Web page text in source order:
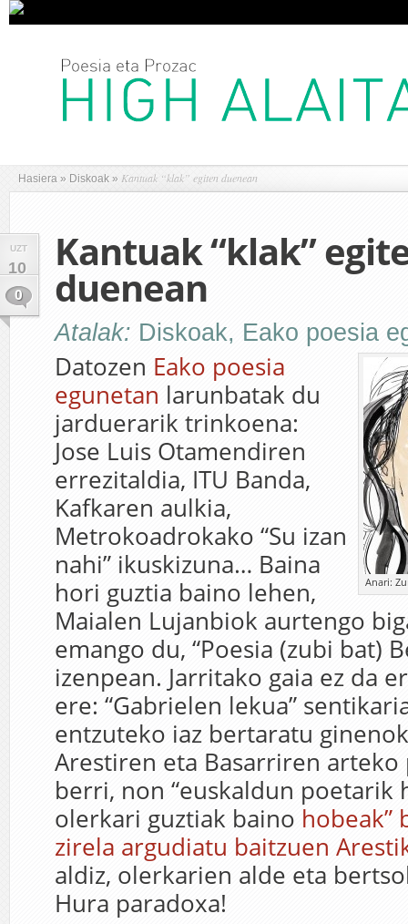
Hasiera » Diskoak » Kantuak “klak” egiten duenean
UZT
10
0
Kantuak “klak”
duenean
Atalak: Diskoak, Eako poesia
Anari:
Datozen Eako poesia
egunetan larunbatak du
jarduerarik trinkoena:
Jose Luis Otamendiren
errezitaldia, ITU Banda,
Kafkaren aulkia,
Metrokoadrokako “Su izan
nahi” ikuskizuna… Baina
hori guztia baino lehen,
Maialen Lujanbiok aurtengo
emango du, “Poesia (zubi bat)
izenpean. Jarritako gaia ez da
ere: “Gabrielen lekua”
entzuteko iaz bertaratu
Arestiren eta Basarriren
berri, non “euskaldun poetarik
olerkari guztiak baino hobeak”
zirela argudiatu baitzuen
aldiz, olerkarien alde eta
Hura paradoxa!